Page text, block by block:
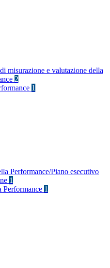
misurazione e valutazione della
2
1
Performance/Piano esecutivo
1
Performance 1